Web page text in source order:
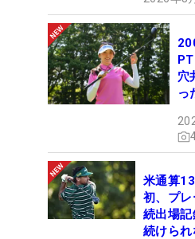
穴
っ
米通算
初、プ
続出場
続けられ